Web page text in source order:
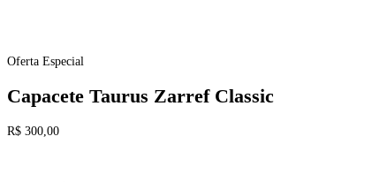
Oferta Especial
Capacete Taurus Zarref Classic
R$ 300,00